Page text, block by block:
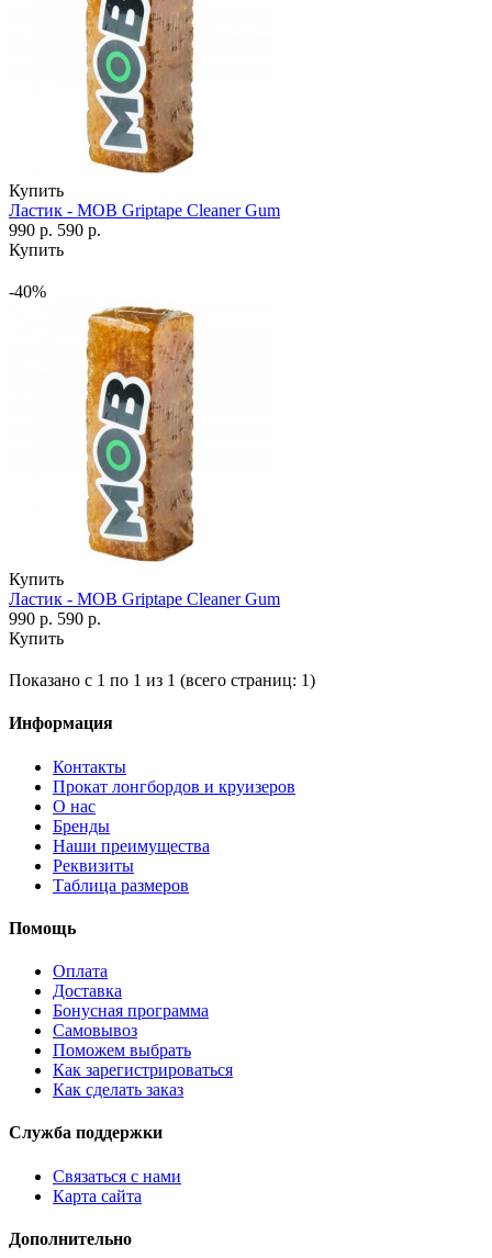
Купить
Ластик - MOB Griptape Cleaner Gum
990 р. 590 р.
Купить
-40%
Купить
Ластик - MOB Griptape Cleaner Gum
990 р. 590 р.
Купить
Показано с 1 по 1 из 1 (всего страниц: 1)
Информация
Контакты
Прокат лонгбордов и круизеров
О нас
Бренды
Наши преимущества
Реквизиты
Таблица размеров
Помощь
Оплата
Доставка
Бонусная программа
Самовывоз
Поможем выбрать
Как зарегистрироваться
Как сделать заказ
Служба поддержки
Связаться с нами
Карта сайта
Дополнительно